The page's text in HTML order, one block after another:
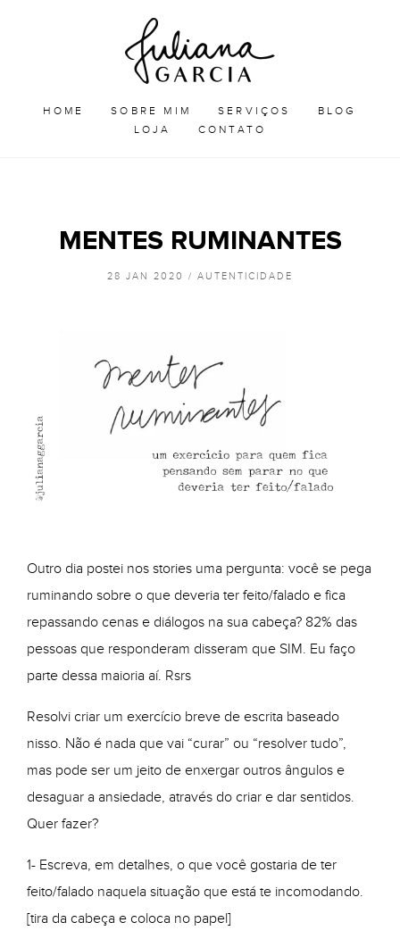
HOME SOBRE MIM SERVIÇOS
BLOG
LOJA
CONTATO
MENTES RUMINANTES
28 JAN 2020 / AUTENTICIDADE
Outro dia postei nos stories uma pergunta: você se pega
ruminando sobre o que deveria ter feito/falado e fica
repassando cenas e diálogos na sua cabeça? 82% das
pessoas que responderam disseram que SIM. Eu faço
parte dessa maioria aí. Rsrs
Resolvi criar um exercício breve de escrita baseado
nisso. Não é nada que vai “curar” ou “resolver tudo”,
mas pode ser um jeito de enxergar outros ângulos e
desaguar a ansiedade, através do criar e dar sentidos.
Quer fazer?
1- Escreva, em detalhes, o que você gostaria de ter
feito/falado naquela situação que está te incomodando.
[tira da cabeça e coloca no papel]